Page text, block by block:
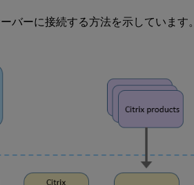
バーに接続する方法を示しています。